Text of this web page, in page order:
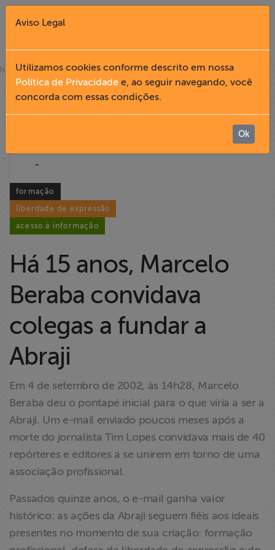
Fechar X
English
Institucional
Formação
Acesso à
Informação
Liberdade de
Expressão
Projetos
Proteção Legal
e Litigância
Documentários
Homenageados
Notícias
Associe-se
Doe para
home»notícias
04.09
-
formação
liberdade de expressão
acesso à informação
Há 15 anos, Marcelo
Beraba convidava
colegas a fundar a
Abraji
Em 4 de setembro de 2002, às 14h28, Marcelo
Beraba deu o pontapé inicial para o que viria a ser a
Abraji. Um e-mail enviado poucos meses após a
morte do jornalista Tim Lopes convidava mais de 40
repórteres e editores a se unirem em torno de uma
associação profissional.
Passados quinze anos, o e-mail ganha valor
histórico: as ações da Abraji seguem fiéis aos ideais
presentes no momento de sua criação: formação
Aviso Legal
Utilizamos cookies conforme descrito em nossa
Política de Privacidade e, ao seguir navegando, você
concorda com essas condições.
Ok